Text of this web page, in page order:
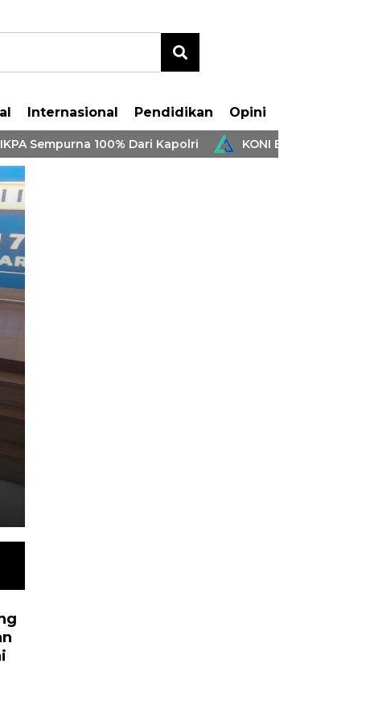
Internasional Pendidikan Opini
100% Dari Kapolri KONI Batang Hari
Forki Gelar
Pelajar Se-
Tahaun 2026
Nasional Indonesia (KONI) Kabupaten Batang
(FORKI)…